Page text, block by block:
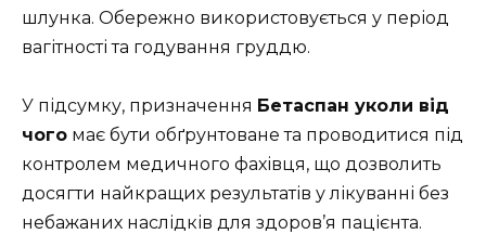
шлунка. Обережно використовується у період
вагітності та годування груддю.
У підсумку, призначення Бетаспан уколи від
чого має бути обґрунтоване та проводитися під
контролем медичного фахівця, що дозволить
досягти найкращих результатів у лікуванні без
небажаних наслідків для здоров’я пацієнта.